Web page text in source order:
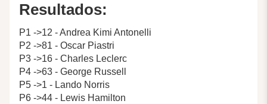
Resultados:
P1 ->12 - Andrea Kimi Antonelli
P2 ->81 - Oscar Piastri
P3 ->16 - Charles Leclerc
P4 ->63 - George Russell
P5 ->1 - Lando Norris
P6 ->44 - Lewis Hamilton